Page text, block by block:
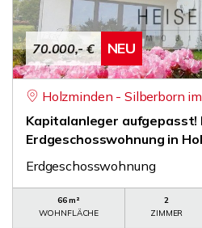
70.000,- € NEU
Holzminden - Silberborn
Kapitalanleger aufgepasst!
Erdgeschosswohnung in
Erdgeschosswohnung
66 m²
WOHNFLÄCHE
2
ZIMMER